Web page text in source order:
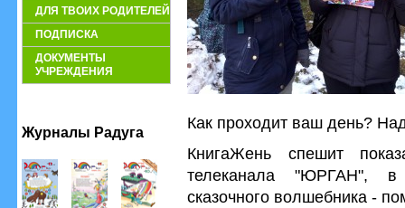
ДЛЯ ТВОИХ РОДИТЕЛЕЙ
ПОДПИСКА
ДОКУМЕНТЫ
УЧРЕЖДЕНИЯ
Журналы Радуга
Как проходит ваш день?
КнигаЖень спешит
телеканала "ЮРГАН", в
сказочного волшебника -